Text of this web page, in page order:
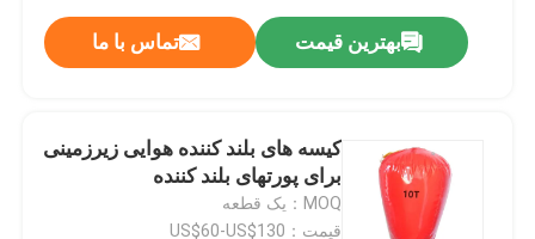
بهترین قیمت تماس با ما
کیسه های بلند کننده هوایی زیرزمینی
برای پورتهای بلند کننده
MOQ：یک قطعه
قیمت：US$60-US$130